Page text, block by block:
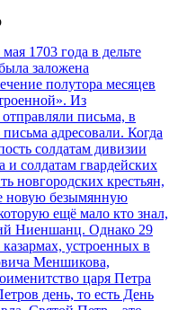
1703 года в дельте
заложена
полутора месяцев
Из
письма, в
адресовали. Когда
солдатам дивизии
солдатам гвардейских
новгородских крестьян,
новую безымянную
ещё мало кто знал,
Ниеншанц. Однако 29
устроенных в
Меншикова,
царя Петра
день, то есть День